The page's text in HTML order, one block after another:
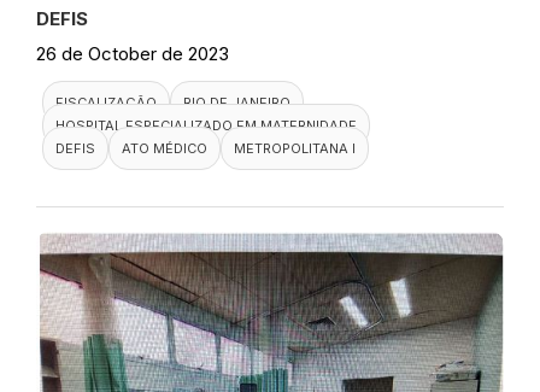
DEFIS
26 de October de 2023
FISCALIZAÇÃO
RIO DE JANEIRO
HOSPITAL ESPECIALIZADO EM MATERNIDADE
DEFIS
ATO MÉDICO METROPOLITANA I